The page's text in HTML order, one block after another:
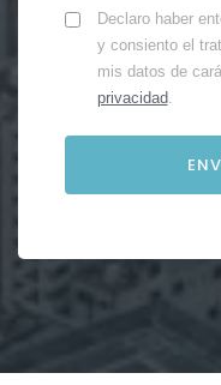
Declaro haber
y consiento el
mis datos de
privacidad.